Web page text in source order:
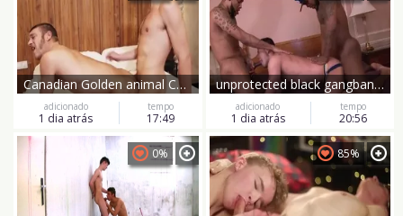
Canadian Golden animal Caleb King Meets The Spanish bare Fucker By Excellence Koldo Goran
adicionado
1 dia atrás
tempo
17:49
unprotected black gangbang For asian Bottom
adicionado
1 dia atrás
tempo
20:56
0% 85%